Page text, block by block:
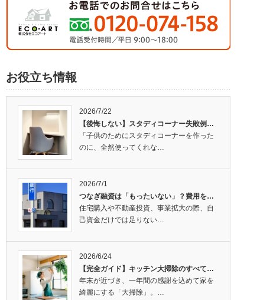
お役立ち情報
2026/7/22
【後悔しない】スタディコーナー失敗例…
「子供のためにスタディコーナーを作った
のに、全然使ってくれな…
2026/7/1
つなぎ融資は「もったいない」？費用を…
住宅購入や不動産投資、事業拡大の際、自
己資金だけでは足りない…
2026/6/24
【完全ガイド】キッチン大掃除のすべて…
年末が近づき、一年間の感謝を込めて家を
綺麗にする「大掃除」。…